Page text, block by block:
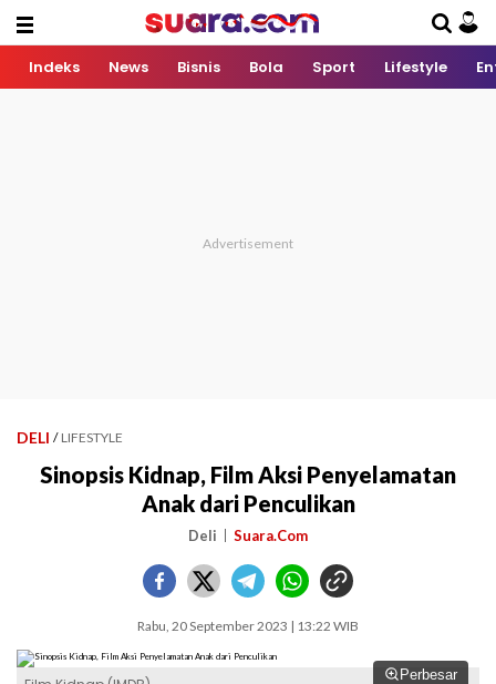
Indeks News Bisnis Bola Sport Lifestyle
DELI / LIFESTYLE
Sinopsis Kidnap, Film Aksi Penyelamatan
Anak dari Penculikan
Deli Suara.Com
Rabu, 20 September 2023 | 13:22 WIB
Perbesar